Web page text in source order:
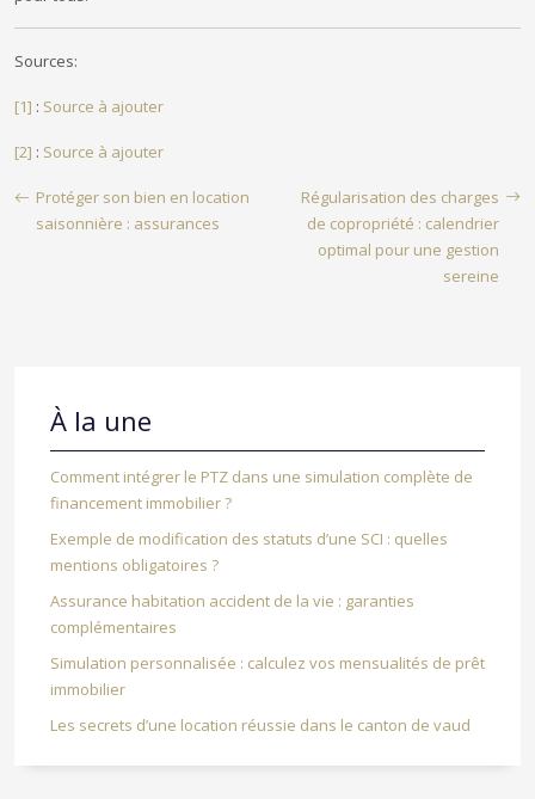
Sources:
[1] : Source à ajouter
[2] : Source à ajouter
Protéger son bien en location
saisonnière : assurances
Régularisation des charges
de copropriété : calendrier
optimal pour une gestion
sereine
À la une
Comment intégrer le PTZ dans une simulation complète de
financement immobilier ?
Exemple de modification des statuts d’une SCI : quelles
mentions obligatoires ?
Assurance habitation accident de la vie : garanties
complémentaires
Simulation personnalisée : calculez vos mensualités de prêt
immobilier
Les secrets d’une location réussie dans le canton de vaud